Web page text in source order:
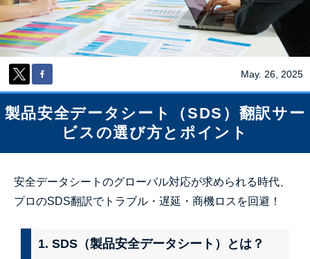
May. 26, 2025
製品安全データシート（SDS）翻訳サー
ビスの選び方とポイント
安全データシートのグローバル対応が求められる時代、
プロのSDS翻訳でトラブル・遅延・商機ロスを回避！
1. SDS（製品安全データシート）とは？